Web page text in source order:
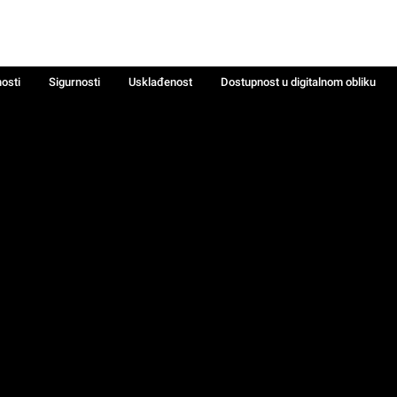
Sigurnosti Usklađenost
Dostupnost u digitalnom obliku